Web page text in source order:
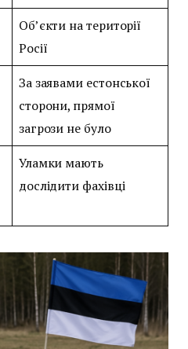
Об’єкти на території
Росії
За заявами естонської
сторони, прямої
загрози не було
Уламки мають
дослідити фахівці